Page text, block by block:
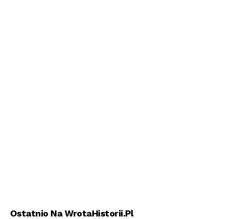
Ostatnio Na WrotaHistorii.pl